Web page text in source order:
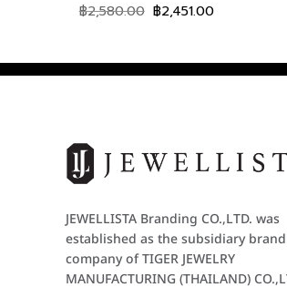
฿2,580.00 ฿2,451.00
JEWELLISTA Branding CO.,LTD. was
established as the subsidiary
company of TIGER JEWELRY
MANUFACTURING (THAILAND)